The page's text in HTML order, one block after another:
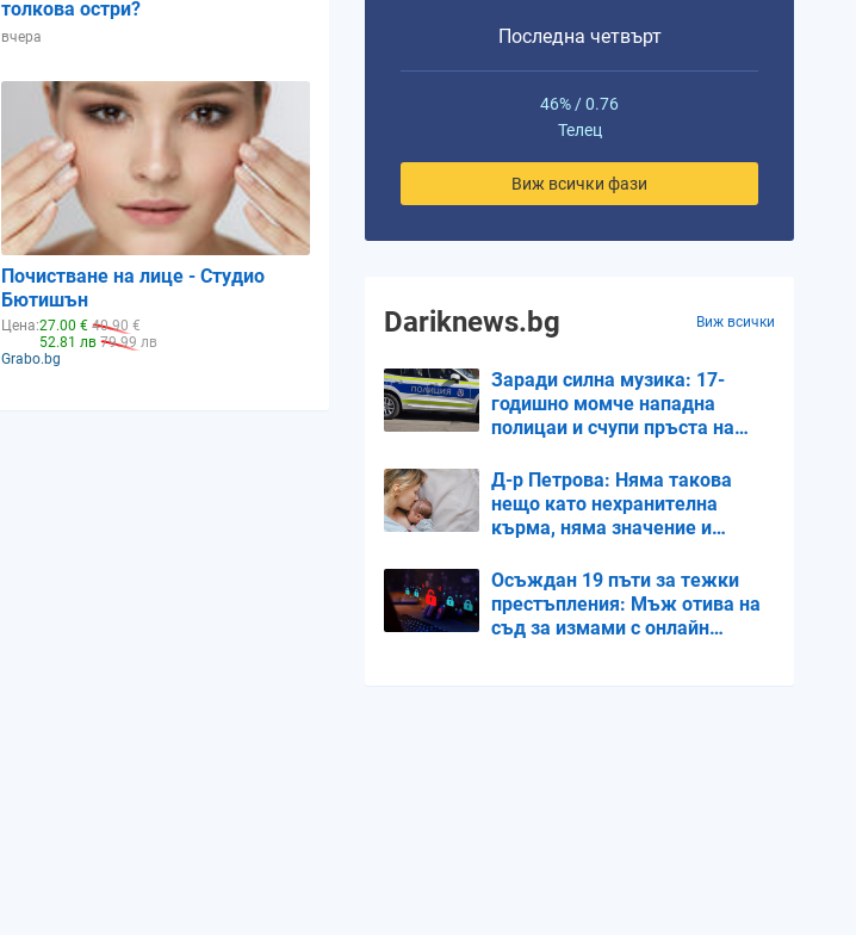
толкова остри?
вчера
Почистване на лице - Студио
Бютишън
Цена:27.00 € 40.90 €
52.81 лв 79.99 лв
Grabo.bg
Последна четвърт
46% / 0.76
Телец
Виж всички фази
Dariknews.bg Виж всички
Заради силна музика: 17-
годишно момче нападна
полицаи и счупи пръста на
Д-р Петрова: Няма такова
нещо като нехранителна
кърма, няма значение и
Осъждан 19 пъти за тежки
престъпления: Мъж отива на
съд за измами с онлайн